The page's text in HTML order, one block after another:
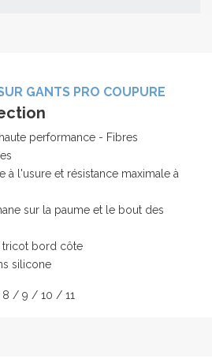
GANTS PRO COUPURE
performance - Fibres
à l'usure et résistance maximale à
sur la paume et le bout des
tricot bord côte
silicone
8 / 9 / 10 / 11